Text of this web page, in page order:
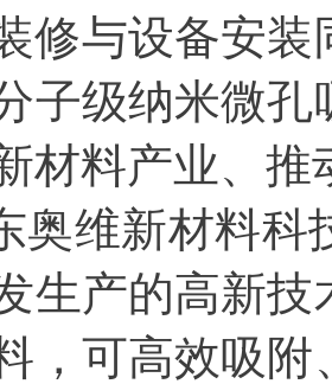
修与设备安
子级纳米微
材料产业、推
奥维新材料科
生产的高新
，可高效吸